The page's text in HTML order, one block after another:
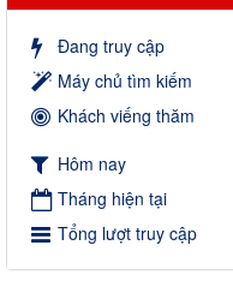
Đang truy cập
Máy chủ tìm kiếm
Khách viếng thăm
Hôm nay
Tháng hiện tại
Tổng lượt truy cập